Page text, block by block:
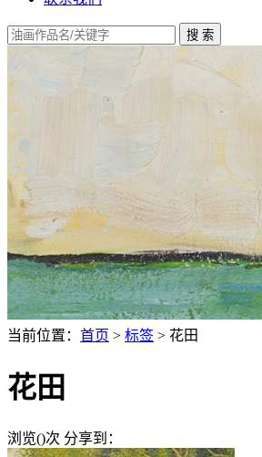
当前位置： 首页 > 标签 > 花田
花田
浏览()次 分享到：